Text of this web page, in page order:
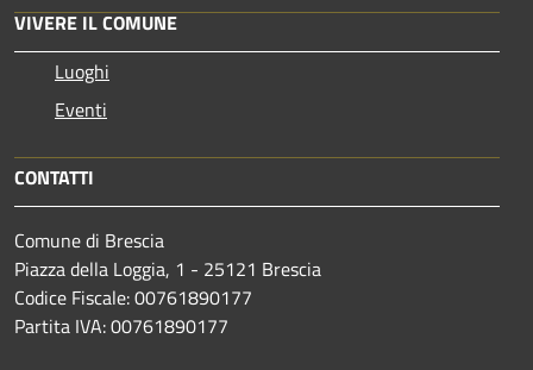
VIVERE IL COMUNE
Luoghi
Eventi
CONTATTI
Comune di Brescia
Piazza della Loggia, 1 - 25121 Brescia
Codice Fiscale: 00761890177
Partita IVA: 00761890177